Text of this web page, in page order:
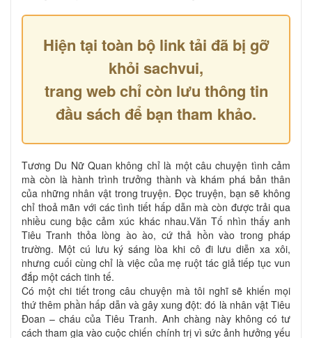
Hiện tại toàn bộ link tải đã bị gỡ
khỏi sachvui,
trang web chỉ còn lưu thông tin
đầu sách để bạn tham khảo.
Tương Du Nữ Quan không chỉ là một câu chuyện tình cảm
mà còn là hành trình trưởng thành và khám phá bản thân
của những nhân vật trong truyện. Đọc truyện, bạn sẽ không
chỉ thoả mãn với các tình tiết hấp dẫn mà còn được trải qua
nhiều cung bậc cảm xúc khác nhau.Văn Tố nhìn thấy anh
Tiêu Tranh thỏa lòng ào ào, cứ thả hồn vào trong pháp
trường. Một cú lưu ký sáng lòa khi cô đi lưu diễn xa xôi,
nhưng cuối cùng chỉ là việc của mẹ ruột tác giả tiếp tục vun
đắp một cách tinh tế.
Có một chi tiết trong câu chuyện mà tôi nghĩ sẽ khiến mọi
thứ thêm phần hấp dẫn và gây xung đột: đó là nhân vật Tiêu
Đoan – cháu của Tiêu Tranh. Anh chàng này không có tư
cách tham gia vào cuộc chiến chính trị vì sức ảnh hưởng yếu